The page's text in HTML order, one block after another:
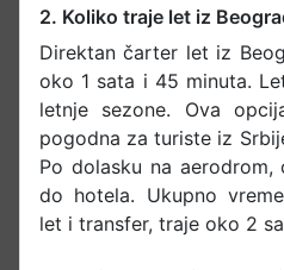
2. Koliko traje let iz
Direktan čarter let iz
oko 1 sata i 45 minuta.
letnje sezone. Ova
pogodna za turiste iz
Po dolasku na
do hotela. Ukupno
let i transfer, traje oko 2